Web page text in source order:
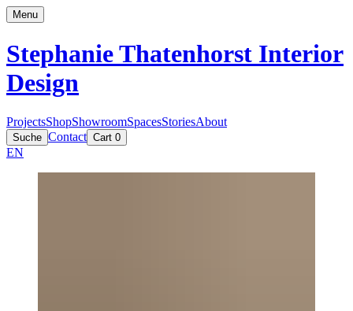
Menu
Stephanie Thatenhorst Interior
Design
ProjectsShopShowroomSpacesStoriesAbout
Suche Contact Cart 0
EN